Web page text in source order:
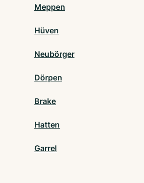
Meppen
Hüven
Neubörger
Dörpen
Brake
Hatten
Garrel